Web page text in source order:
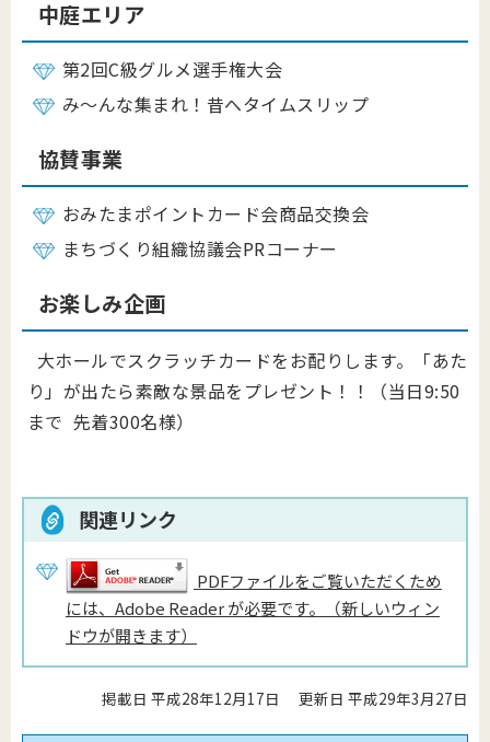
中庭エリア
第2回C級グルメ選手権大会
み～んな集まれ！昔へタイムスリップ
協賛事業
おみたまポイントカード会商品交換会
まちづくり組織協議会PRコーナー
お楽しみ企画
大ホールでスクラッチカードをお配りします。「あた
り」が出たら素敵な景品をプレゼント！！（当日9:50
まで 先着300名様）
関連リンク
PDFファイルをご覧いただくため
には、Adobe Reader が必要です。（新しいウィン
ドウが開きます）
掲載日 平成28年12月17日 更新日 平成29年3月27日